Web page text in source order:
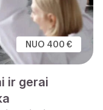
NUO 400 €
ir gerai